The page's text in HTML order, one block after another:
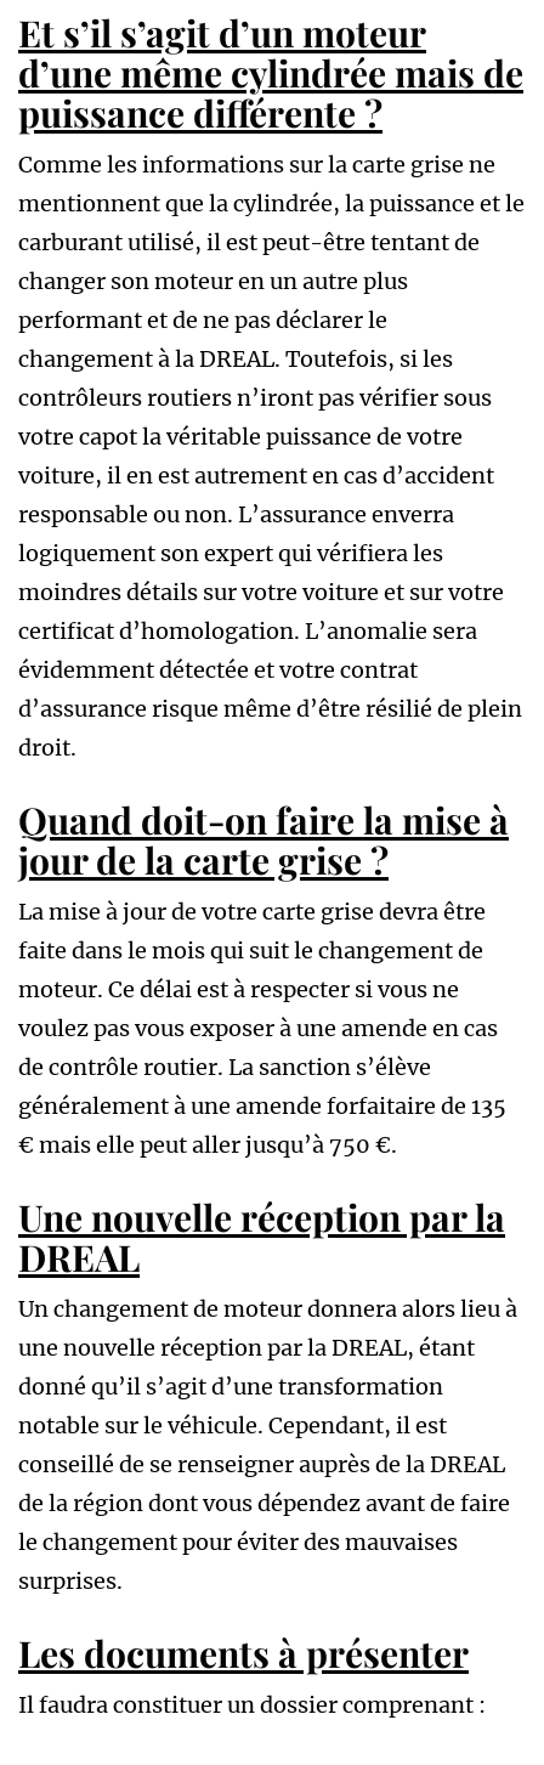
Et s’il s’agit d’un moteur
d’une même cylindrée mais de
puissance différente ?
Comme les informations sur la carte grise ne
mentionnent que la cylindrée, la puissance et le
carburant utilisé, il est peut-être tentant de
changer son moteur en un autre plus
performant et de ne pas déclarer le
changement à la DREAL. Toutefois, si les
contrôleurs routiers n’iront pas vérifier sous
votre capot la véritable puissance de votre
voiture, il en est autrement en cas d’accident
responsable ou non. L’assurance enverra
logiquement son expert qui vérifiera les
moindres détails sur votre voiture et sur votre
certificat d’homologation. L’anomalie sera
évidemment détectée et votre contrat
d’assurance risque même d’être résilié de plein
droit.
Quand doit-on faire la mise à
jour de la carte grise ?
La mise à jour de votre carte grise devra être
faite dans le mois qui suit le changement de
moteur. Ce délai est à respecter si vous ne
voulez pas vous exposer à une amende en cas
de contrôle routier. La sanction s’élève
généralement à une amende forfaitaire de 135
€ mais elle peut aller jusqu’à 750 €.
Une nouvelle réception par la
DREAL
Un changement de moteur donnera alors lieu à
une nouvelle réception par la DREAL, étant
donné qu’il s’agit d’une transformation
notable sur le véhicule. Cependant, il est
conseillé de se renseigner auprès de la DREAL
de la région dont vous dépendez avant de faire
le changement pour éviter des mauvaises
surprises.
Les documents à présenter
Il faudra constituer un dossier comprenant :